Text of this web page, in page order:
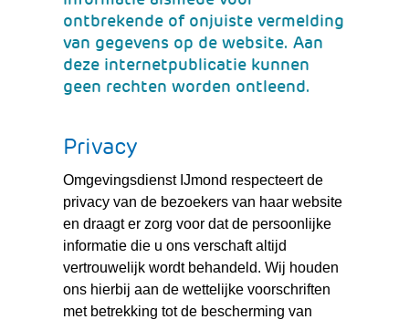
ontbrekende of onjuiste vermelding
van gegevens op de website. Aan
deze internetpublicatie kunnen
geen rechten worden ontleend.
Privacy
Omgevingsdienst IJmond respecteert de
privacy van de bezoekers van haar website
en draagt er zorg voor dat de persoonlijke
informatie die u ons verschaft altijd
vertrouwelijk wordt behandeld. Wij houden
ons hierbij aan de wettelijke voorschriften
met betrekking tot de bescherming van